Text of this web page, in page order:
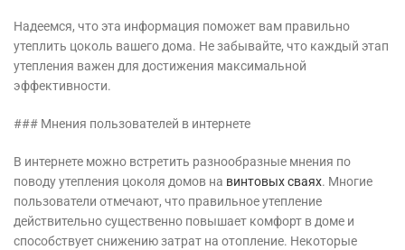
Надеемся, что эта информация поможет вам правильно
утеплить цоколь вашего дома. Не забывайте, что каждый этап
утепления важен для достижения максимальной
эффективности.
### Мнения пользователей в интернете
В интернете можно встретить разнообразные мнения по
поводу утепления цоколя домов на винтовых сваях. Многие
пользователи отмечают, что правильное утепление
действительно существенно повышает комфорт в доме и
способствует снижению затрат на отопление. Некоторые